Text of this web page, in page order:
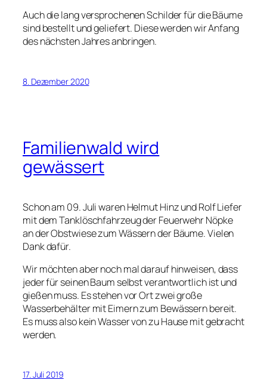
Auch die lang versprochenen Schilder für die Bäume
sind bestellt und geliefert. Diese werden wir Anfang
des nächsten Jahres anbringen.
8. Dezember 2020
Familienwald wird
gewässert
Schon am 09. Juli waren Helmut Hinz und Rolf Liefer
mit dem Tanklöschfahrzeug der Feuerwehr Nöpke
an der Obstwiese zum Wässern der Bäume. Vielen
Dank dafür.
Wir möchten aber noch mal darauf hinweisen, dass
jeder für seinen Baum selbst verantwortlich ist und
gießen muss. Es stehen vor Ort zwei große
Wasserbehälter mit Eimern zum Bewässern bereit.
Es muss also kein Wasser von zu Hause mit gebracht
werden.
17. Juli 2019